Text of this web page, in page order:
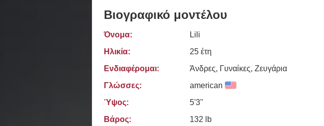
Βιογραφικό μοντέλου
Όνομα:
Lili
Ηλικία:
25 έτη
Ενδιαφέρομαι:
Άνδρες, Γυναίκες, Zευγάρια
Γλώσσες:
american
Ύψος:
5'3"
Βάρος:
132 lb